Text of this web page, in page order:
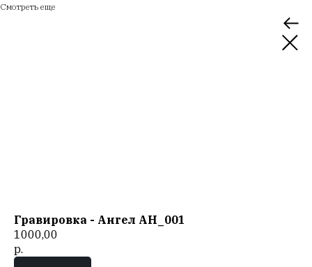
Смотреть еще
Гравировка - Ангел AН_001
1000,00
р.